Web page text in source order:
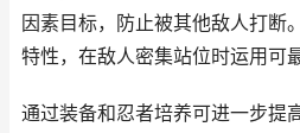
因素目标，防止被其他敌人打断
特性，在敌人密集站位时运用可
通过装备和忍者培养可进一步提